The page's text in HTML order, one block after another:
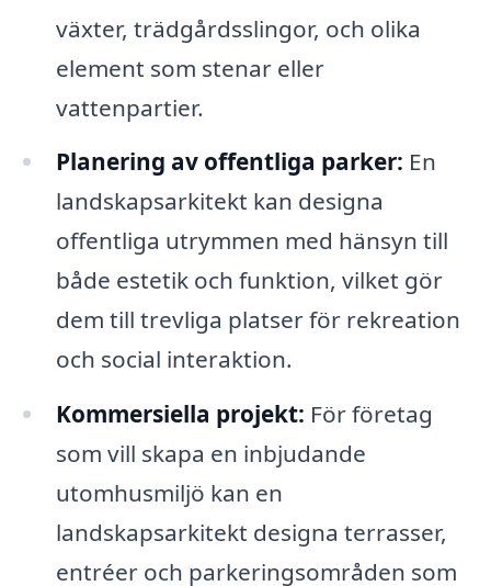
växter, trädgårdsslingor, och olika
element som stenar eller
vattenpartier.
Planering av offentliga parker: En
landskapsarkitekt kan designa
offentliga utrymmen med hänsyn till
både estetik och funktion, vilket gör
dem till trevliga platser för rekreation
och social interaktion.
Kommersiella projekt: För företag
som vill skapa en inbjudande
utomhusmiljö kan en
landskapsarkitekt designa terrasser,
entréer och parkeringsområden som